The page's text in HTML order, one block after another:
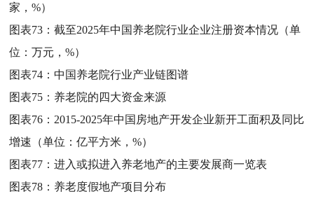
家，%）
图表73：截至2025年中国养老院行业企业注册资本情况（单
位：万元，%）
图表74：中国养老院行业产业链图谱
图表75： 养老院的四大资金来源
图表76： 2015-2025年中国房地产开发企业新开工面积及同比
增速（单位：亿平方米，%）
图表77：进入或拟进入养老地产的主要发展商一览表
图表78： 养老度假地产项目分布